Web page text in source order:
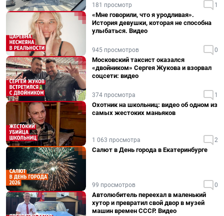
181 просмотр 1
«Мне говорили, что я уродливая».
История девушки, которая не способна
улыбаться. Видео
945 просмотров 0
Московский таксист оказался
«двойником» Сергея Жукова и взорвал
соцсети: видео
374 просмотра 1
Охотник на школьниц: видео об одном из
самых жестоких маньяков
1 063 просмотра 2
Салют в День города в Екатеринбурге
99 просмотров 0
Автолюбитель переехал в маленький
хутор и превратил свой двор в музей
машин времен СССР. Видео